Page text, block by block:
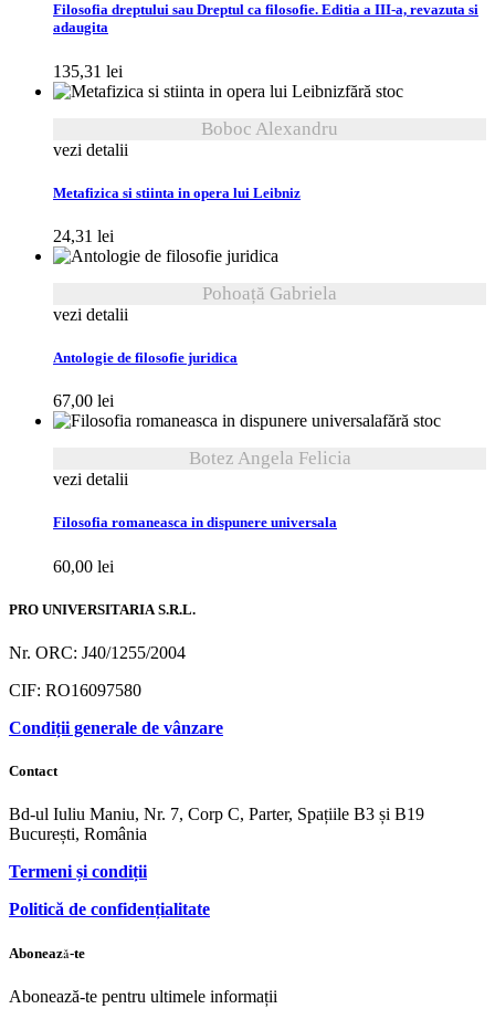
Filosofia dreptului sau Dreptul ca filosofie. Editia a III-a, revazuta si
adaugita
135,31 lei
fără stoc
Boboc Alexandru
vezi detalii
Metafizica si stiinta in opera lui Leibniz
24,31 lei
Pohoață Gabriela
vezi detalii
Antologie de filosofie juridica
67,00 lei
fără stoc
Botez Angela Felicia
vezi detalii
Filosofia romaneasca in dispunere universala
60,00 lei
PRO UNIVERSITARIA S.R.L.
Nr. ORC: J40/1255/2004
CIF: RO16097580
Condiții generale de vânzare
Contact
Bd-ul Iuliu Maniu, Nr. 7, Corp C, Parter, Spațiile B3 și B19
București, România
Termeni și condiții
Politică de confidențialitate
Abonează-te
Abonează-te pentru ultimele informații